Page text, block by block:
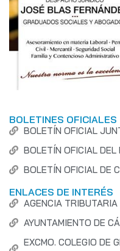
BOLETINES OFICIALES
BOLETÍN OFICIAL
BOLETÍN OFICIAL DEL
BOLETÍN OFICIAL DE
ENLACES DE INTERÉS
AGENCIA TRIBUTARIA
AYUNTAMIENTO DE
EXCMO. COLEGIO DE